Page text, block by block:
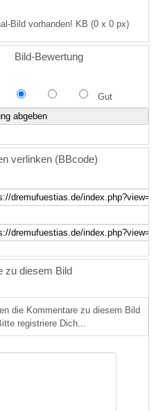
Bild vorhanden! KB (0 x 0 px)
Bild-Bewertung
Gut
verlinken (BBcode)
zu diesem Bild
die Kommentare zu diesem Bild
registriere Dich...